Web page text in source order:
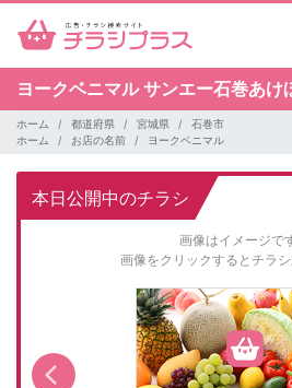
ヨークベニマルサンエー石巻あけ
ホーム 都道府県 宮城県
石巻市
ホーム
お店の名前 ヨークベニマル
本日公開中のチラシ
画像はイメージで
画像をクリックするとチラシ